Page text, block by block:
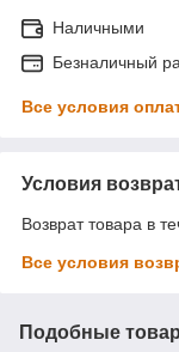
Наличными
Безналичный
Все условия
Условия
Возврат товара в
Все условия
Подобные